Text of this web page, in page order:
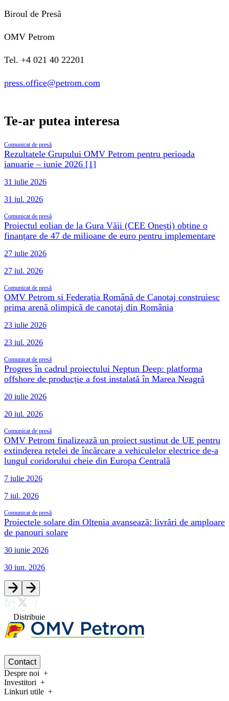
Biroul de Presă
OMV Petrom
Tel. +4 021 40 22201
press.office@petrom.com
Te-ar putea interesa
Comunicat de presă
Rezultatele Grupului OMV Petrom pentru perioada
ianuarie – iunie 2026 [1]
31 iulie 2026
31 iul. 2026
Comunicat de presă
Proiectul eolian de la Gura Văii (CEE Onești) obține o
finanțare de 47 de milioane de euro pentru implementare
27 iulie 2026
27 iul. 2026
Comunicat de presă
OMV Petrom și Federația Română de Canotaj construiesc
prima arenă olimpică de canotaj din România
23 iulie 2026
23 iul. 2026
Comunicat de presă
Progres în cadrul proiectului Neptun Deep: platforma
offshore de producție a fost instalată în Marea Neagră
20 iulie 2026
20 iul. 2026
Comunicat de presă
OMV Petrom finalizează un proiect susținut de UE pentru
extinderea rețelei de încărcare a vehiculelor electrice de-a
lungul coridorului cheie din Europa Centrală
7 iulie 2026
7 iul. 2026
Comunicat de presă
Proiectele solare din Oltenia avansează: livrări de amploare
de panouri solare
30 iunie 2026
30 iun. 2026
Distribuie
Contact
Despre noi
Investitori
Linkuri utile